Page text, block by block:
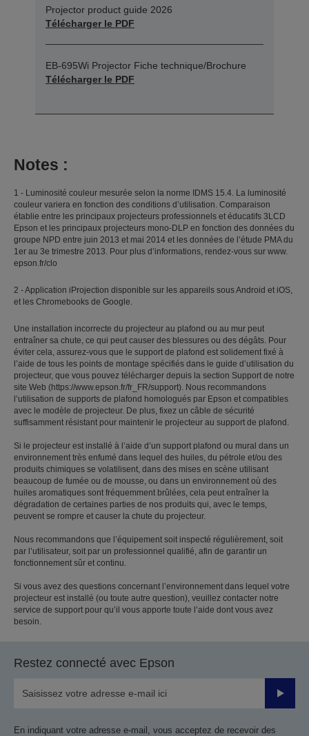
Projector product guide 2026
Télécharger le PDF
EB-695Wi Projector Fiche technique/Brochure
Télécharger le PDF
Notes :
1 - Luminosité couleur mesurée selon la norme IDMS 15.4. La luminosité
couleur variera en fonction des conditions d’utilisation. Comparaison
établie entre les principaux projecteurs professionnels et éducatifs 3LCD
Epson et les principaux projecteurs mono-DLP en fonction des données du
groupe NPD entre juin 2013 et mai 2014 et les données de l’étude PMA du
1er au 3e trimestre 2013. Pour plus d’informations, rendez-vous sur www.
epson.fr/clo
2 - Application iProjection disponible sur les appareils sous Android et iOS,
et les Chromebooks de Google.
Une installation incorrecte du projecteur au plafond ou au mur peut
entraîner sa chute, ce qui peut causer des blessures ou des dégâts. Pour
éviter cela, assurez-vous que le support de plafond est solidement fixé à
l’aide de tous les points de montage spécifiés dans le guide d’utilisation du
projecteur, que vous pouvez télécharger depuis la section Support de notre
site Web (https://www.epson.fr/fr_FR/support). Nous recommandons
l’utilisation de supports de plafond homologués par Epson et compatibles
avec le modèle de projecteur. De plus, fixez un câble de sécurité
suffisamment résistant pour maintenir le projecteur au support de plafond.
Si le projecteur est installé à l’aide d’un support plafond ou mural dans un
environnement très enfumé dans lequel des huiles, du pétrole et/ou des
produits chimiques se volatilisent, dans des mises en scène utilisant
beaucoup de fumée ou de mousse, ou dans un environnement où des
huiles aromatiques sont fréquemment brûlées, cela peut entraîner la
dégradation de certaines parties de nos produits qui, avec le temps,
peuvent se rompre et causer la chute du projecteur.
Nous recommandons que l’équipement soit inspecté régulièrement, soit
par l’utilisateur, soit par un professionnel qualifié, afin de garantir un
fonctionnement sûr et continu.
Si vous avez des questions concernant l’environnement dans lequel votre
projecteur est installé (ou toute autre question), veuillez contacter notre
service de support pour qu’il vous apporte toute l’aide dont vous avez
besoin.
Restez connecté avec Epson
Valider
En indiquant votre adresse e-mail, vous acceptez de recevoir des